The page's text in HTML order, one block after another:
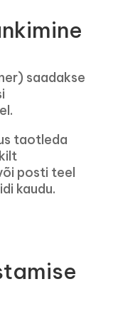
saadakse
taotleda
posti teel
kaudu.